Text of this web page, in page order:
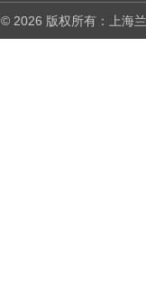
© 2026 版权所有：上海